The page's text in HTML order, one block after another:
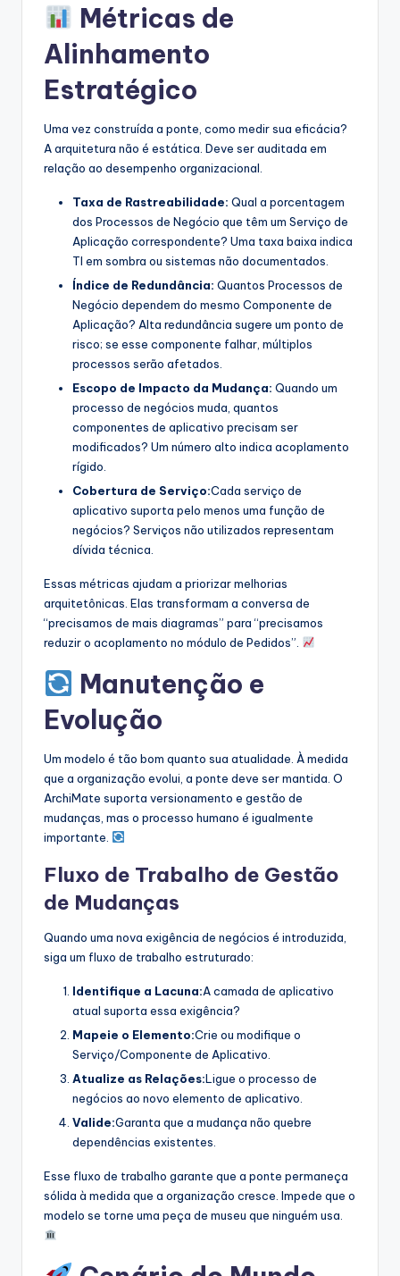
Métricas de
Alinhamento
Estratégico
Uma vez construída a ponte, como medir sua eficácia?
A arquitetura não é estática. Deve ser auditada em
relação ao desempenho organizacional.
Taxa de Rastreabilidade: Qual a porcentagem
dos Processos de Negócio que têm um Serviço de
Aplicação correspondente? Uma taxa baixa indica
TI em sombra ou sistemas não documentados.
Índice de Redundância: Quantos Processos de
Negócio dependem do mesmo Componente de
Aplicação? Alta redundância sugere um ponto de
risco; se esse componente falhar, múltiplos
processos serão afetados.
Escopo de Impacto da Mudança: Quando um
processo de negócios muda, quantos
componentes de aplicativo precisam ser
modificados? Um número alto indica acoplamento
rígido.
Cobertura de Serviço:Cada serviço de
aplicativo suporta pelo menos uma função de
negócios? Serviços não utilizados representam
dívida técnica.
Essas métricas ajudam a priorizar melhorias
arquitetônicas. Elas transformam a conversa de
“precisamos de mais diagramas” para “precisamos
reduzir o acoplamento no módulo de Pedidos”.
Manutenção e
Evolução
Um modelo é tão bom quanto sua atualidade. À medida
que a organização evolui, a ponte deve ser mantida. O
ArchiMate suporta versionamento e gestão de
mudanças, mas o processo humano é igualmente
importante.
Fluxo de Trabalho de Gestão
de Mudanças
Quando uma nova exigência de negócios é introduzida,
siga um fluxo de trabalho estruturado:
Identifique a Lacuna:A camada de aplicativo
atual suporta essa exigência?
Mapeie o Elemento:Crie ou modifique o
Serviço/Componente de Aplicativo.
Atualize as Relações:Ligue o processo de
negócios ao novo elemento de aplicativo.
Valide:Garanta que a mudança não quebre
dependências existentes.
Esse fluxo de trabalho garante que a ponte permaneça
sólida à medida que a organização cresce. Impede que o
modelo se torne uma peça de museu que ninguém usa.